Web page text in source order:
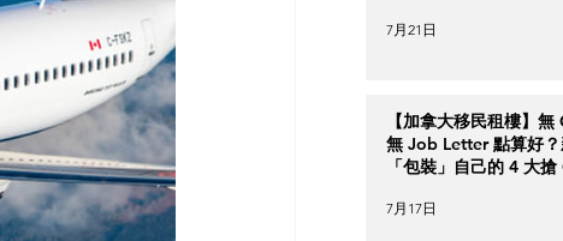
7月21日
【加拿大移民租樓】
無 Job Letter 點算好
「包裝」自己的 4 大
7月17日